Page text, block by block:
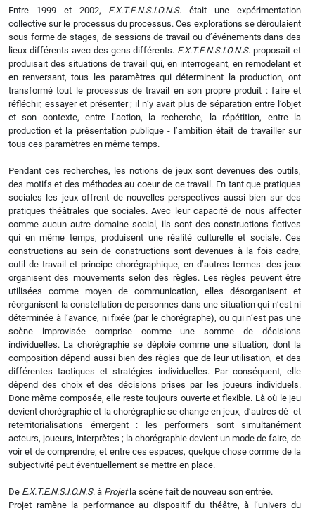
Entre 1999 et 2002, E.X.T.E.N.S.I.O.N.S. était une expérimentation
collective sur le processus du processus. Ces explorations se déroulaient
sous forme de stages, de sessions de travail ou d’événements dans des
lieux différents avec des gens différents. E.X.T.E.N.S.I.O.N.S. proposait et
produisait des situations de travail qui, en interrogeant, en remodelant et
en renversant, tous les paramètres qui déterminent la production, ont
transformé tout le processus de travail en son propre produit : faire et
réfléchir, essayer et présenter ; il n’y avait plus de séparation entre l’objet
et son contexte, entre l’action, la recherche, la répétition, entre la
production et la présentation publique - l’ambition était de travailler sur
tous ces paramètres en même temps.
Pendant ces recherches, les notions de jeux sont devenues des outils,
des motifs et des méthodes au coeur de ce travail. En tant que pratiques
sociales les jeux offrent de nouvelles perspectives aussi bien sur des
pratiques théâtrales que sociales. Avec leur capacité de nous affecter
comme aucun autre domaine social, ils sont des constructions fictives
qui en même temps, produisent une réalité culturelle et sociale. Ces
constructions au sein de constructions sont devenues à la fois cadre,
outil de travail et principe chorégraphique, en d’autres termes: des jeux
organisent des mouvements selon des règles. Les règles peuvent être
utilisées comme moyen de communication, elles désorganisent et
réorganisent la constellation de personnes dans une situation qui n’est ni
déterminée à l’avance, ni fixée (par le chorégraphe), ou qui n’est pas une
scène improvisée comprise comme une somme de décisions
individuelles. La chorégraphie se déploie comme une situation‚ dont la
composition dépend aussi bien des règles que de leur utilisation, et des
différentes tactiques et stratégies individuelles. Par conséquent, elle
dépend des choix et des décisions prises par les joueurs individuels.
Donc même composée, elle reste toujours ouverte et flexible. Là où le jeu
devient chorégraphie et la chorégraphie se change en jeux, d’autres dé- et
reterritorialisations émergent : les performers sont simultanément
acteurs, joueurs, interprètes ; la chorégraphie devient un mode de faire, de
voir et de comprendre; et entre ces espaces, quelque chose comme de la
subjectivité peut éventuellement se mettre en place.
De E.X.T.E.N.S.I.O.N.S. à Projetla scène fait de nouveau son entrée.
Projet ramène la performance au dispositif du théâtre, à l’univers du